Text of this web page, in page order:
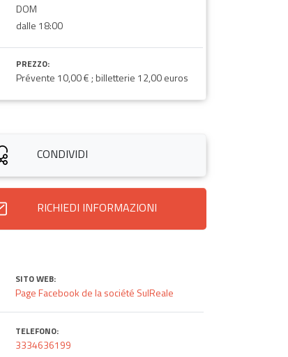
DOM
dalle 18:00
PREZZO:
Prévente 10,00 € ; billetterie 12,00 euros
CONDIVIDI
RICHIEDI INFORMAZIONI
SITO WEB:
Page Facebook de la société SulReale
TELEFONO:
3334636199